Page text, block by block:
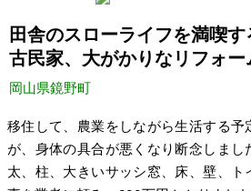
田舎のスローライフを満喫
古民家、大がかりなリフォ
岡山県鏡野町
移住して、農業をしながら生活する予
が、身体の具合が悪くなり断念しま
太、柱、大きいサッシ窓、床、壁、